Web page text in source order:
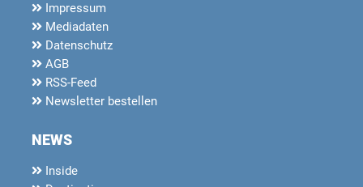
Impressum
Mediadaten
Datenschutz
AGB
RSS-Feed
Newsletter bestellen
NEWS
Inside